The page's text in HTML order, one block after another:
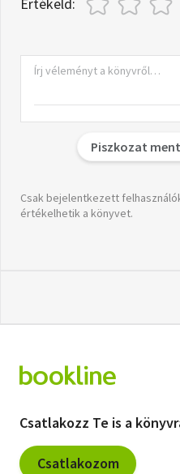
Értékeld:
Piszkozat
Csak bejelentkezett
értékelhetik a könyvet.
Csatlakozz Te is a
Csatlakozom